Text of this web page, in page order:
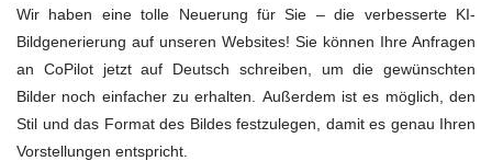
Wir haben eine tolle Neuerung für Sie – die verbesserte KI-
Bildgenerierung auf unseren Websites! Sie können Ihre Anfragen
an CoPilot jetzt auf Deutsch schreiben, um die gewünschten
Bilder noch einfacher zu erhalten. Außerdem ist es möglich, den
Stil und das Format des Bildes festzulegen, damit es genau Ihren
Vorstellungen entspricht.